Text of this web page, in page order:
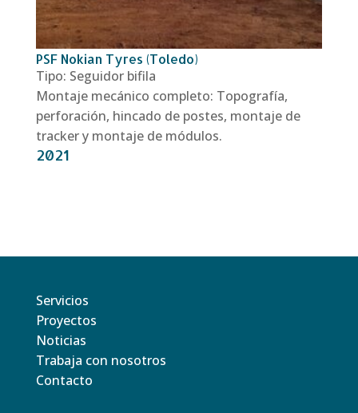
PSF Nokian Tyres (Toledo)
Tipo: Seguidor bifila
Montaje mecánico completo: Topografía,
perforación, hincado de postes, montaje de
tracker y montaje de módulos.
2021
Servicios
Proyectos
Noticias
Trabaja con nosotros
Contacto